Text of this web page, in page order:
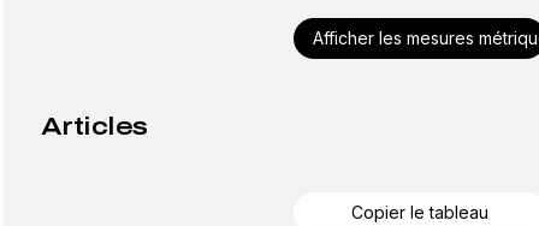
Afficher les mesures
Articles
Copier le tableau